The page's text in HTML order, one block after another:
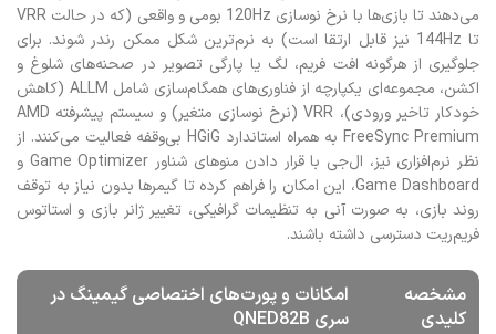
می‌دهند تا بازی‌ها با نرخ نوسازی 120Hz بومی و واقعی (که در حالت VRR
تا 144Hz نیز قابل ارتقا است) به نرم‌ترین شکل ممکن رندر شوند. برای
جلوگیری از هرگونه افت فریم، لگ یا پارگی تصویر در صحنه‌های شلوغ و
اکشن، مجموعه‌ای یکپارچه از فناوری‌های همگام‌سازی شامل ALLM (کاهش
خودکار تاخیر ورودی)، VRR (نرخ نوسازی متغیر) و سیستم پیشرفته AMD
FreeSync Premium به همراه استاندارد HGiG بی‌وقفه فعالیت می‌کنند. از
نظر نرم‌افزاری نیز، ال‌جی با قرار دادن منوهای شناور Game Optimizer و
Game Dashboard، این امکان را فراهم کرده تا گیمرها بدون نیاز به توقف
روند بازی، به صورت آنی به تنظیمات گرافیکی، تغییر ژانر بازی و استاتوس
فریم‌ریت دسترسی داشته باشند.
مشخصه
کلیدی
امکانات و پورت‌های اختصاصی گیمینگ در
سری QNED82B